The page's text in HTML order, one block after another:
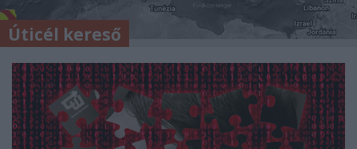
Úticél kereső